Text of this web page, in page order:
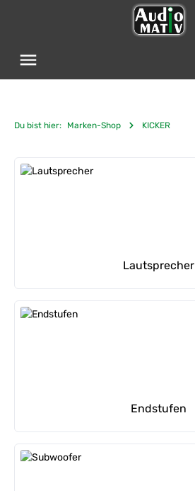
Du bist hier: Marken-Shop KICKER
Kategoriegalerie überspringen
Lautsprecher
Endstufen